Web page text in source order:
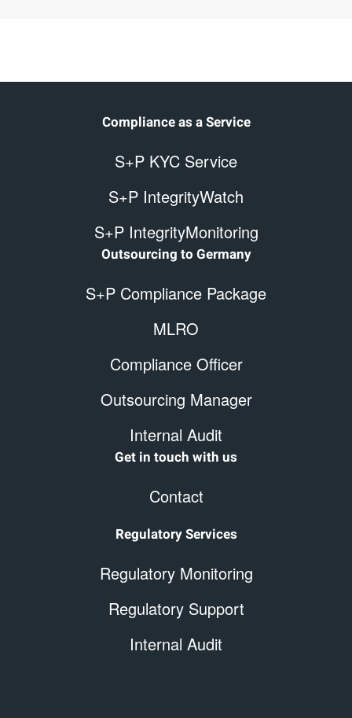
Compliance as a Service
S+P KYC Service
S+P IntegrityWatch
S+P IntegrityMonitoring
Outsourcing to Germany
S+P Compliance Package
MLRO
Compliance Officer
Outsourcing Manager
Internal Audit
Get in touch with us
Contact
Regulatory Services
Regulatory Monitoring
Regulatory Support
Internal Audit